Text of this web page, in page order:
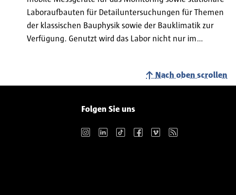
Laboraufbauten für Detailuntersuchungen für Themen
der klassischen Bauphysik sowie der Bauklimatik zur
Verfügung. Genutzt wird das Labor nicht nur im…
Nach oben scrollen
Folgen Sie uns
Instagram LinkedIn TikTok Facebook Vimeo RSS